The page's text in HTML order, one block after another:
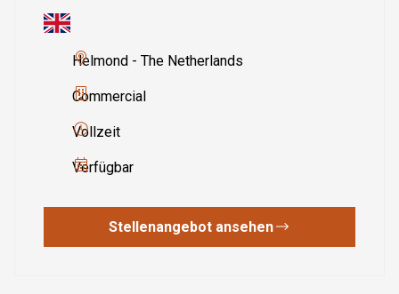
Helmond - The Netherlands
Commercial
Vollzeit
Verfügbar
Stellenangebot ansehen